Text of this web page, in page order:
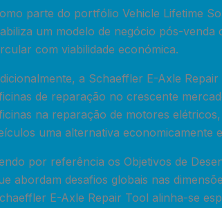
parte do portfólio Vehicle Lifetime
um modelo de negócio pós-
com viabilidade económica.
a Schaeffler E-Axle
de reparação no crescente
na reparação de motores
uma alternativa economicamente
por referência os Objetivos de
abordam desafios globais nas
E-Axle Repair Tool alinha-se